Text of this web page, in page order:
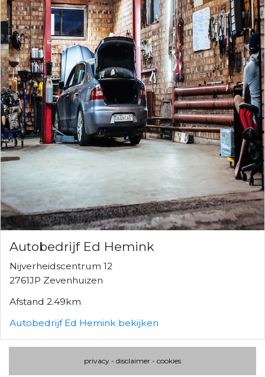
Autobedrijf Ed Hemink
Nijverheidscentrum 12
2761JP Zevenhuizen
Afstand 2.49km
Autobedrijf Ed Hemink bekijken
privacy - disclaimer - cookies